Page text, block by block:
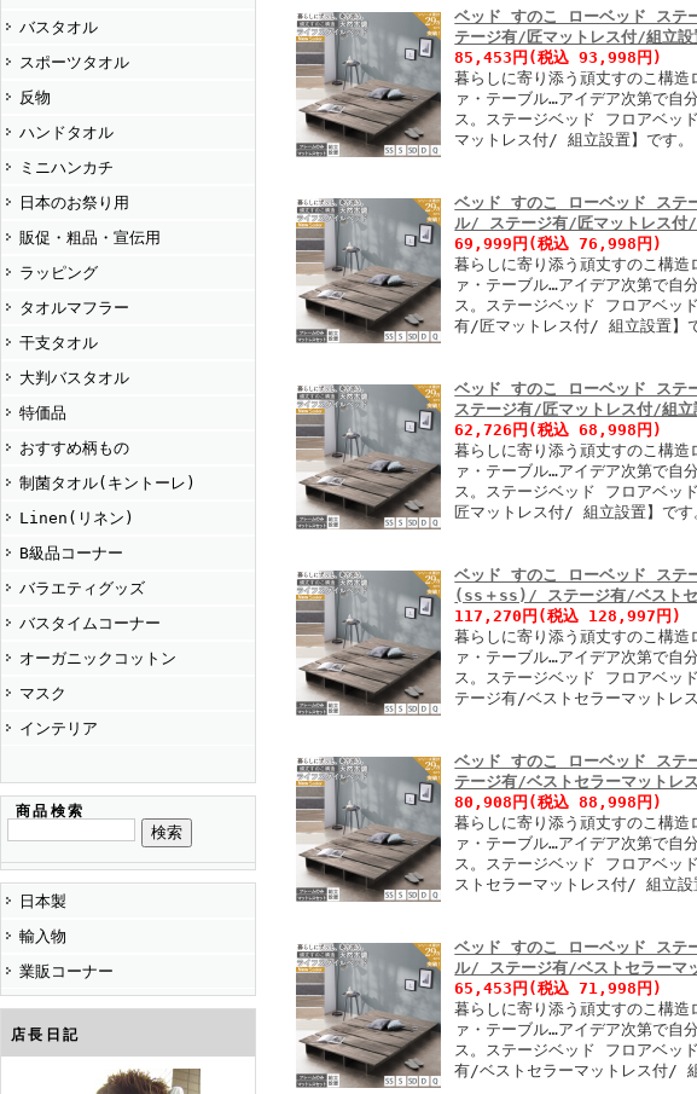
バスタオル
スポーツタオル
反物
ハンドタオル
ミニハンカチ
日本のお祭り用
販促・粗品・宣伝用
ラッピング
タオルマフラー
干支タオル
大判バスタオル
特価品
おすすめ柄もの
制菌タオル(キントーレ)
Linen(リネン)
B級品コーナー
バラエティグッズ
バスタイムコーナー
オーガニックコットン
マスク
インテリア
商品検索
日本製
輸入物
業販コーナー
店長日記
ベッド すのこ ローベッド ステ
テージ有/匠マットレス付/組立
85,453円 (税込 93,998円)
暮らしに寄り添う頑丈すのこ構
ァ・テーブル…アイデア次第で自
ス。ステージベッド フロアベ
マットレス付/ 組立設置】です。
ベッド すのこ ローベッド ステ
ル/ ステージ有/匠マットレス付
69,999円 (税込 76,998円)
暮らしに寄り添う頑丈すのこ構
ァ・テーブル…アイデア次第で自
ス。ステージベッド フロアベッ
有/匠マットレス付/ 組立設置】で
ベッド すのこ ローベッド ステ
ステージ有/匠マットレス付/組
62,726円 (税込 68,998円)
暮らしに寄り添う頑丈すのこ構
ァ・テーブル…アイデア次第で自
ス。ステージベッド フロアベ
匠マットレス付/ 組立設置】です
ベッド すのこ ローベッド ステ
(ss＋ss)/ ステージ有/ベストセ
117,270円 (税込 128,997円)
暮らしに寄り添う頑丈すのこ構
ァ・テーブル…アイデア次第で自
ス。ステージベッド フロアベ
テージ有/ベストセラーマットレ
ベッド すのこ ローベッド ステ
テージ有/ベストセラーマットレ
80,908円 (税込 88,998円)
暮らしに寄り添う頑丈すのこ構
ァ・テーブル…アイデア次第で自
ス。ステージベッド フロアベ
ストセラーマットレス付/ 組立設
ベッド すのこ ローベッド ステ
ル/ ステージ有/ベストセラーマ
65,453円 (税込 71,998円)
暮らしに寄り添う頑丈すのこ構
ァ・テーブル…アイデア次第で自
ス。ステージベッド フロアベッ
有/ベストセラーマットレス付/